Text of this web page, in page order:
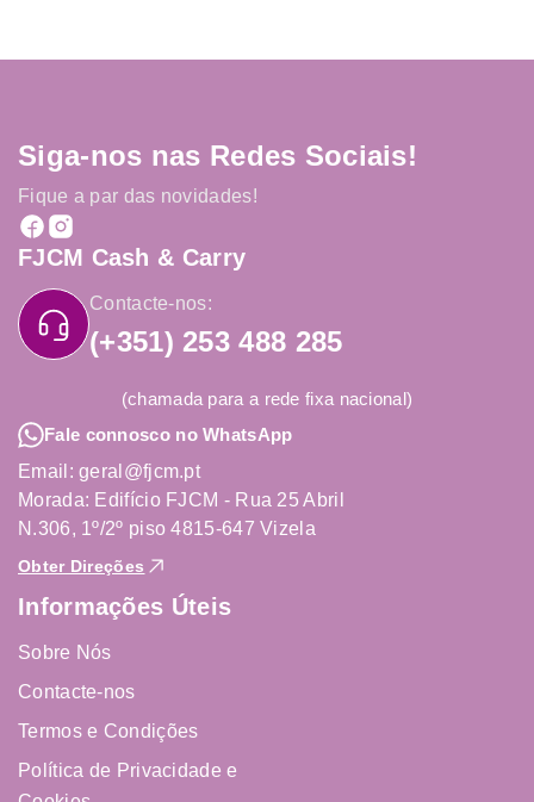
Siga-nos nas Redes Sociais!
Fique a par das novidades!
FJCM Cash & Carry
Contacte-nos:
(+351) 253 488 285
(chamada para a rede fixa nacional)
Fale connosco no WhatsApp
Email: geral@fjcm.pt
Morada: Edifício FJCM - Rua 25 Abril
N.306, 1º/2º piso 4815-647 Vizela
Obter Direções
Informações Úteis
Sobre Nós
Contacte-nos
Termos e Condições
Política de Privacidade e